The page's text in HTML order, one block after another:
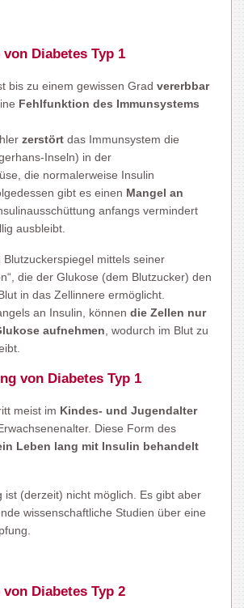
Diabetes Typ 1
bis zu einem gewissen Grad vererbbar
Fehlfunktion des Immunsystems
zerstört das Immunsystem die
Inseln) in der
die normalerweise Insulin
gibt es einen Mangel an
anfangs vermindert
ausbleibt.
Blutzuckerspiegel mittels seiner
die der Glukose (dem Blutzucker) den
in das Zellinnere ermöglicht.
an Insulin, können die Zellen nur
aufnehmen , wodurch im Blut zu
von Diabetes Typ 1
meist im Kindes- und Jugendalter
Diese Form des
Leben lang mit Insulin behandelt
ist (derzeit) nicht möglich. Es gibt aber
wissenschaftliche Studien über eine
Diabetes Typ 2